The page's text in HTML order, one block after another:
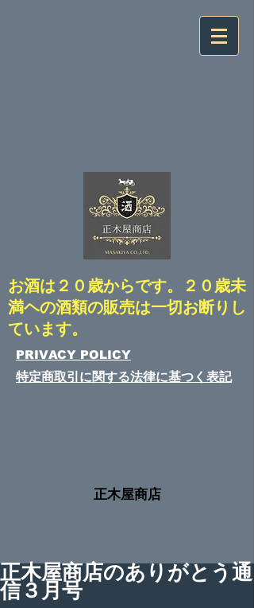
​お酒は２０歳からです。２０歳未
満ヘの酒類の販売は一切お断りし
ています。
​PRIVACY POLICY
特定商取引に関する法律​に基つく表記
​正木屋商店
正木屋商店のありがとう通
信３月号